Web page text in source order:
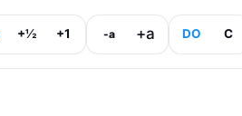
+½ +1 -a +a DO C